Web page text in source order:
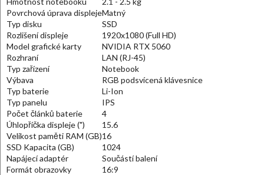
Povrchová úprava displejeMatný
Typ disku
SSD
Rozlišení displeje
1920x1080 (Full HD)
Model grafické karty
NVIDIA RTX 5060
Rozhraní
LAN (RJ-45)
Typ zařízení
Notebook
Výbava
RGB podsvícená klávesnice
Typ baterie
Li-Ion
Typ panelu
IPS
Počet článků baterie
4
Úhlopříčka displeje (")
15.6
Velikost paměti RAM (GB)16
SSD Kapacita (GB)
1024
Napájecí adaptér
Součástí balení
Formát obrazovky
16:9